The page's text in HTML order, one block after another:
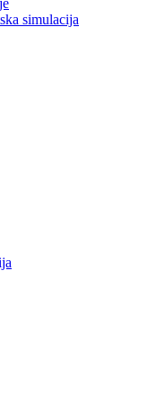
simulacija